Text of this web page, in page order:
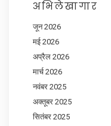
अभिलेखागार
जून 2026
मई 2026
अप्रैल 2026
मार्च 2026
नवंबर 2025
अक्तूबर 2025
सितंबर 2025